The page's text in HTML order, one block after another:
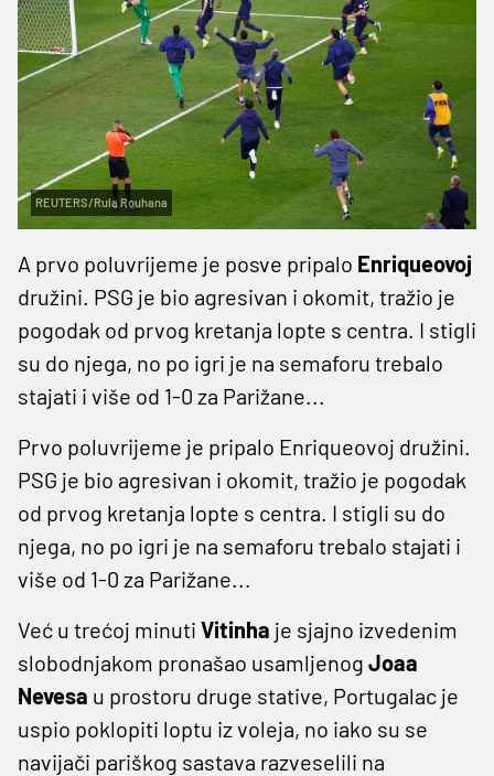
REUTERS/Rula Rouhana
A prvo poluvrijeme je posve pripalo Enriqueovoj
družini. PSG je bio agresivan i okomit, tražio je
pogodak od prvog kretanja lopte s centra. I stigli
su do njega, no po igri je na semaforu trebalo
stajati i više od 1-0 za Parižane...
Prvo poluvrijeme je pripalo Enriqueovoj družini.
PSG je bio agresivan i okomit, tražio je pogodak
od prvog kretanja lopte s centra. I stigli su do
njega, no po igri je na semaforu trebalo stajati i
više od 1-0 za Parižane...
Već u trećoj minuti Vitinha je sjajno izvedenim
slobodnjakom pronašao usamljenog Joaa
Nevesa u prostoru druge stative, Portugalac je
uspio poklopiti loptu iz voleja, no iako su se
navijači pariškog sastava razveselili na